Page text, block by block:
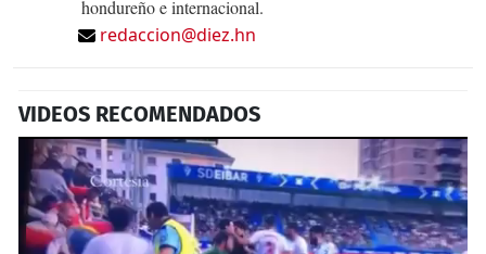
hondureño e internacional.
redaccion@diez.hn
VIDEOS RECOMENDADOS